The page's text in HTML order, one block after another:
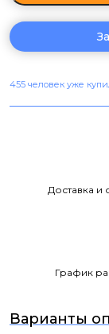
455 человек уже
Доставка и
График
Варианты